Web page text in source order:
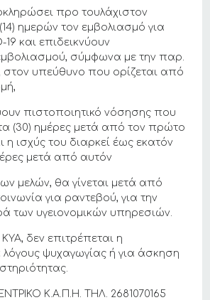
προ τουλάχιστον
ημερών τον εμβολιασμό για
και επιδεικνύουν
σύμφωνα με την παρ.
στον υπεύθυνο που ορίζεται από
πιστοποιητικό νόσησης που
(30) ημέρες μετά από τον πρώτο
η ισχύς του διαρκεί έως εκατόν
μετά από αυτόν
μελών, θα γίνεται μετά από
για ραντεβού, για την
των υγειονομικών υπηρεσιών.
δεν επιτρέπεται η
ψυχαγωγίας ή για άσκηση
Κ.Α.Π.Η. ΤΗΛ. 2681070165